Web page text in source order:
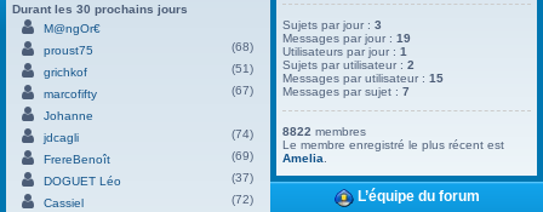
Durant les 30 prochains jours
M@ngOr€
proust75
(68)
grichkof
(51)
marcofifty
(67)
Johanne
jdcagli
(74)
FrereBenoît
(69)
DOGUET Léo
(37)
Cassiel
(72)
Sujets par jour :3
Messages par jour :19
Utilisateurs par jour :1
Sujets par utilisateur :2
Messages par utilisateur :15
Messages par sujet :7
8822 membres
Le membre enregistré le plus récent est
Amelia
L’équipe du forum